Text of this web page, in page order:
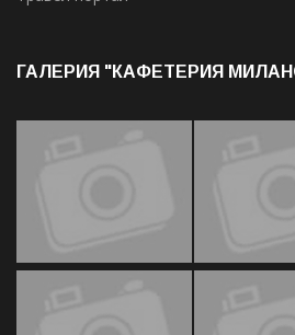
ГАЛЕРИЯ "КАФЕТЕРИЯ